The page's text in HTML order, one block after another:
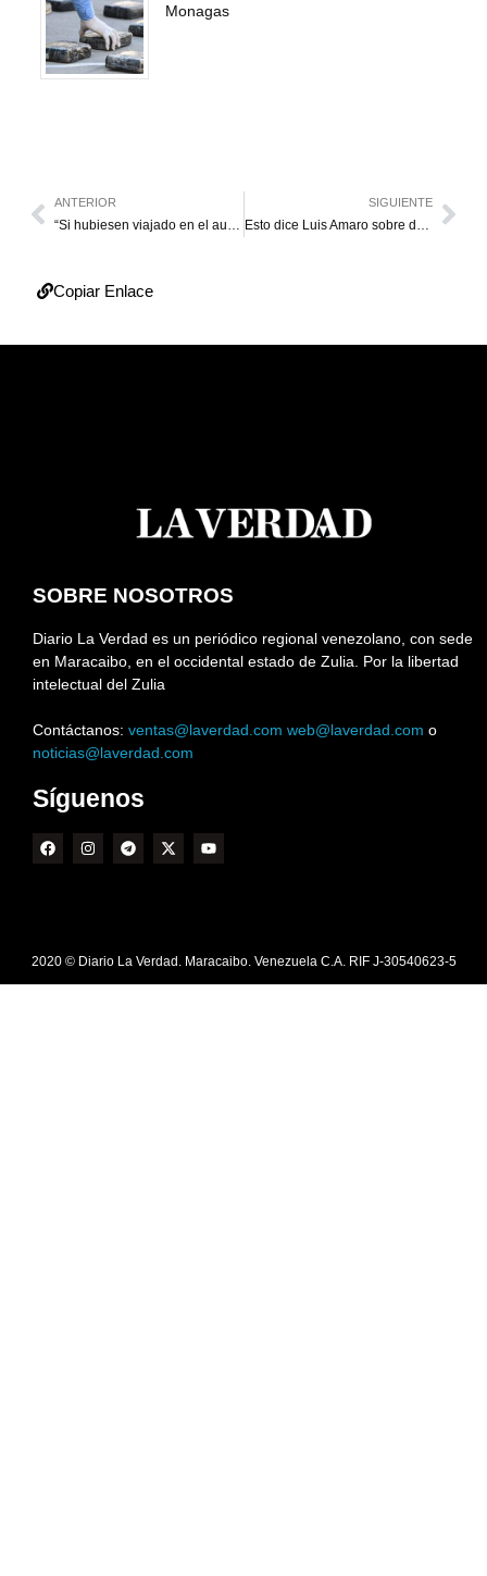
Monagas
ANTERIOR
“Si hubiesen viajado en el autobús esto no pasaría”
SIGUIENTE
Esto dice Luis Amaro sobre destitución de Lipson Nava
Copiar Enlace
SOBRE NOSOTROS
Diario La Verdad es un periódico regional venezolano, con sede
en Maracaibo, en el occidental estado de Zulia. Por la libertad
intelectual del Zulia
Contáctanos: ventas@laverdad.com web@laverdad.com o
noticias@laverdad.com
Síguenos
2020 © Diario La Verdad. Maracaibo. Venezuela C.A. RIF J-30540623-5